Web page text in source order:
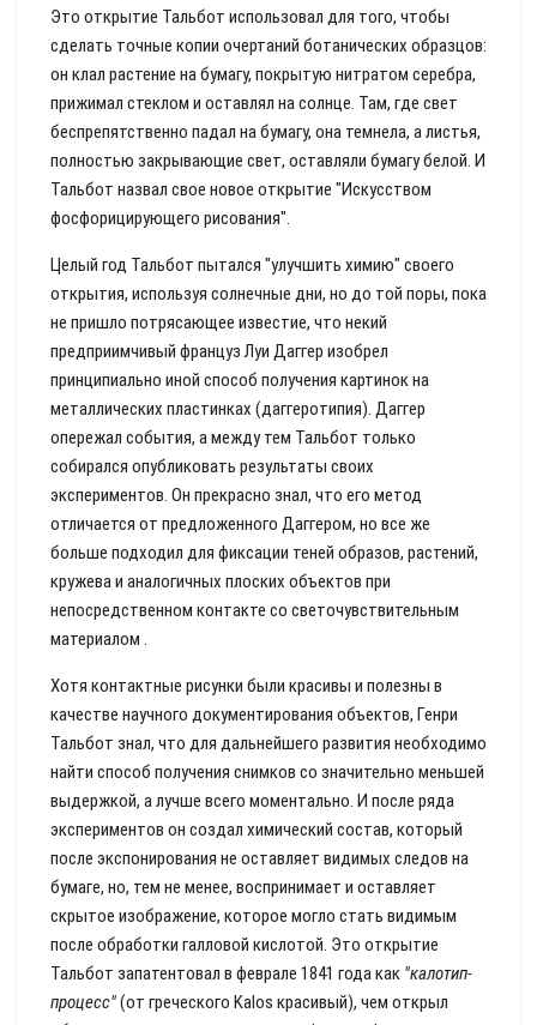
Это открытие Тальбот использовал для того, чтобы
сделать точные копии очертаний ботанических образцов:
он клал растение на бумагу, покрытую нитратом серебра,
прижимал стеклом и оставлял на солнце. Там, где свет
беспрепятственно падал на бумагу, она темнела, а листья,
полностью закрывающие свет, оставляли бумагу белой. И
Тальбот назвал свое новое открытие "Искусством
фосфорицирующего рисования".
Целый год Тальбот пытался "улучшить химию" своего
открытия, используя солнечные дни, но до той поры, пока
не пришло потрясающее известие, что некий
предприимчивый француз Луи Даггер изобрел
принципиально иной способ получения картинок на
металлических пластинках (даггеротипия). Даггер
опережал события, а между тем Тальбот только
собирался опубликовать результаты своих
экспериментов. Он прекрасно знал, что его метод
отличается от предложенного Даггером, но все же
больше подходил для фиксации теней образов, растений,
кружева и аналогичных плоских объектов при
непосредственном контакте со светочувствительным
материалом .
Хотя контактные рисунки были красивы и полезны в
качестве научного документирования объектов, Генри
Тальбот знал, что для дальнейшего развития необходимо
найти способ получения снимков со значительно меньшей
выдержкой, а лучше всего моментально. И после ряда
экспериментов он создал химический состав, который
после экспонирования не оставляет видимых следов на
бумаге, но, тем не менее, воспринимает и оставляет
скрытое изображение, которое могло стать видимым
после обработки галловой кислотой. Это открытие
Тальбот запатентовал в феврале 1841 года как "калотип-
процесс"(от греческого Kalos красивый), чем открыл